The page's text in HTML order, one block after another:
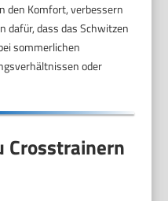
den Komfort, verbessern
dafür, dass das Schwitzen
sommerlichen
oder
Crosstrainern